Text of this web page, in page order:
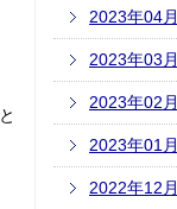
2023年04月
2023年03月
2023年02月
2023年01月
2022年12月